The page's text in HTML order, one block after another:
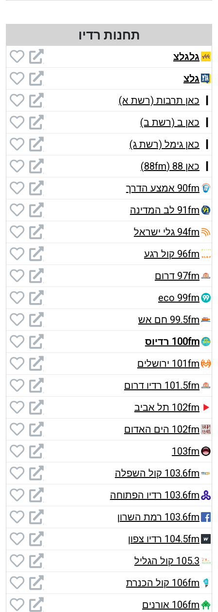
תחנות רדיו
גלגלצ
גלצ
כאן תרבות (רשת א)
כאן ב (רשת ב)
כאן גימל (רשת ג)
כאן 88 (88fm)
90fm אמצע הדרך
91fm לב המדינה
94fm גלי ישראל
96fm קול רגע
97fm דרום
eco 99fm
99.5fm חם אש
100fm רדיוס
101fm ירושלים
101.5fm רדיו דרום
102fm תל אביב
102fm הים האדום
103fm
103.6fm קול השפלה
103.6fm רדיו הפתוחה
103.6fm רמת השרון
104.5fm רדיו צפון
105.3 קול הגליל
106fm קול הכנרת
106fm אורנים